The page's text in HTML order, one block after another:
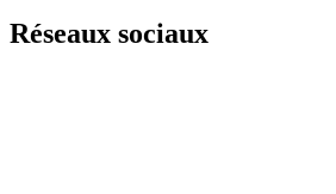
Réseaux sociaux